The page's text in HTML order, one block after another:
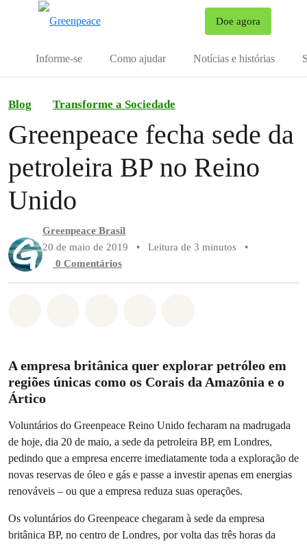
Doe agora
Informe-se Como ajudar Notícias e histórias
Blog Transforme a Sociedade
Greenpeace fecha sede da
petroleira BP no Reino
Unido
Greenpeace Brasil
20 de maio de 2019
• Leitura de 3 minutos
•
0 Comentários
A empresa britânica quer explorar petróleo em
regiões únicas como os Corais da Amazônia e o
Ártico
Voluntários do Greenpeace Reino Unido fecharam na madrugada
de hoje, dia 20 de maio, a sede da petroleira BP, em Londres,
pedindo que a empresa encerre imediatamente toda a exploração de
novas reservas de óleo e gás e passe a investir apenas em energias
renováveis – ou que a empresa reduza suas operações.
Os voluntários do Greenpeace chegaram à sede da empresa
britânica BP, no centro de Londres, por volta das três horas da